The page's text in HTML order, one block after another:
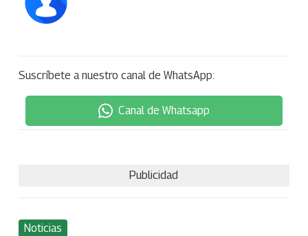
Suscríbete a nuestro canal de WhatsApp:
Canal de Whatsapp
Publicidad
Noticias